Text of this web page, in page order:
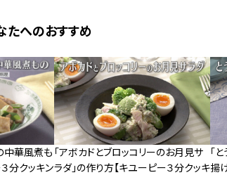
たへのおすすめ
中華風煮も
分クッキン
「アボカドとブロッコリーのお月見サ
ラダ」の作り方【キユーピー３分クッキ
「
揚